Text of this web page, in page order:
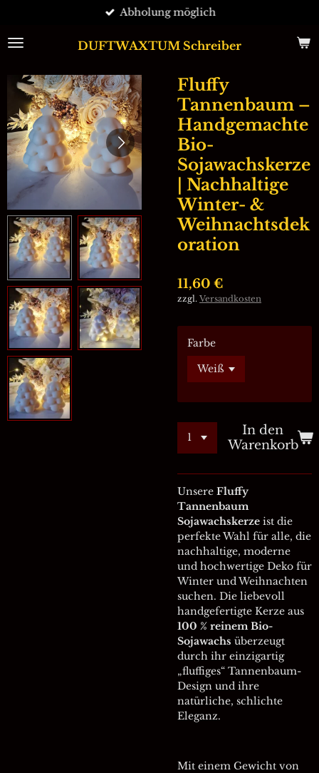
springen
DUFTWAXTUM Schreiber
Abholung möglich
Fluffy
Tannenbaum –
Handgemachte
Bio-
Sojawachskerze
| Nachhaltige
Winter- &
Weihnachtsdek
oration
11,60 €
zzgl. Versandkosten
Farbe
In den
Warenkorb
Unsere Fluffy
Tannenbaum
Sojawachskerze ist die
perfekte Wahl für alle, die
nachhaltige, moderne
und hochwertige Deko für
Winter und Weihnachten
suchen. Die liebevoll
handgefertigte Kerze aus
100 % reinem Bio-
Sojawachs überzeugt
durch ihr einzigartig
„fluffiges“ Tannenbaum-
Design und ihre
natürliche, schlichte
Eleganz.
Mit einem Gewicht von